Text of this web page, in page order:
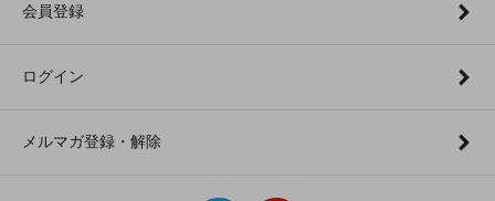
会員登録
ログイン
メルマガ登録・解除